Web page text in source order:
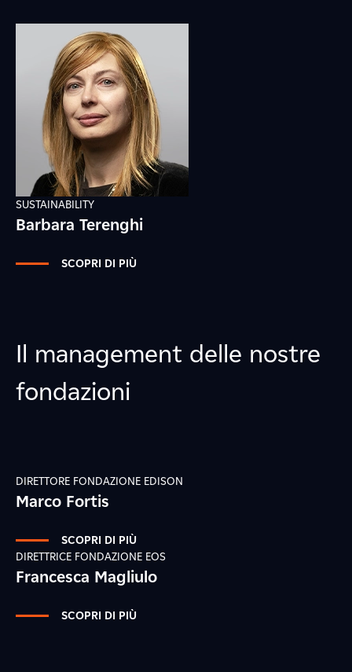
SUSTAINABILITY
Barbara Terenghi
SCOPRI DI PIÙ
Il management delle nostre
fondazioni
DIRETTORE FONDAZIONE EDISON
Marco Fortis
SCOPRI DI PIÙ
DIRETTRICE FONDAZIONE EOS
Francesca Magliulo
SCOPRI DI PIÙ